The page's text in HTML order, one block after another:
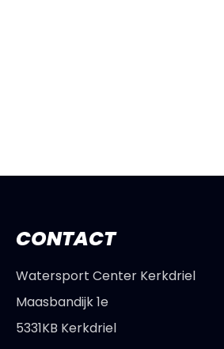
CONTACT
Watersport Center Kerkdriel
Maasbandijk 1e
5331KB Kerkdriel